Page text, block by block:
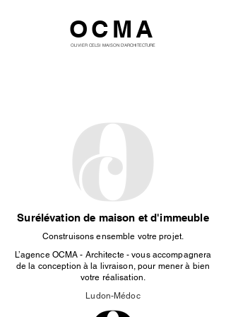
OCMA
OLIVIER CELSI MAISON D'ARCHITECTURE
Surélévation de maison et d'immeuble
Construisons ensemble votre projet.
L’agence OCMA - Architecte - vous accompagnera
de la conception à la livraison, pour mener à bien
votre réalisation.
Ludon-Médoc